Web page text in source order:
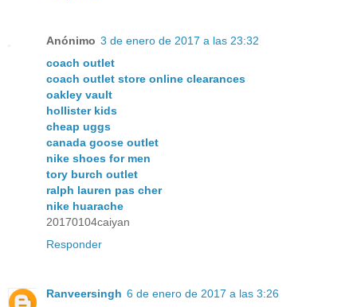
Anónimo 3 de enero de 2017 a las 23:32
coach outlet
coach outlet store online clearances
oakley vault
hollister kids
cheap uggs
canada goose outlet
nike shoes for men
tory burch outlet
ralph lauren pas cher
nike huarache
20170104caiyan
Responder
Ranveersingh 6 de enero de 2017 a las 3:26